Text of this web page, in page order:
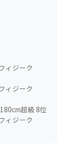
ィジーク
ィジーク
超級 8位
ィジーク